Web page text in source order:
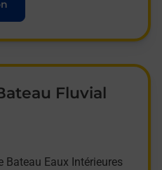
Fluvial
Bateau Eaux Intérieures